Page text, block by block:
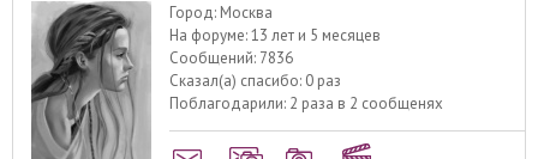
Город: Москва
На форуме:13 лет и 5 месяцев
Сообщений: 7836
Сказал(а) спасибо: 0 раз
Поблагодарили: 2 раза в 2 сообщенях